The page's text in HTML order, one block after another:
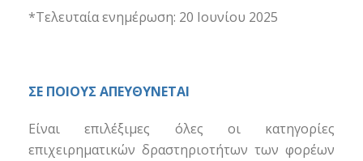
*Τελευταία ενημέρωση: 20 Ιουνίου 2025
ΣΕ ΠΟΙΟΥΣ ΑΠΕΥΘΥΝΕΤΑΙ
Είναι επιλέξιμες όλες οι κατηγορίες
επιχειρηματικών δραστηριοτήτων των φορέων